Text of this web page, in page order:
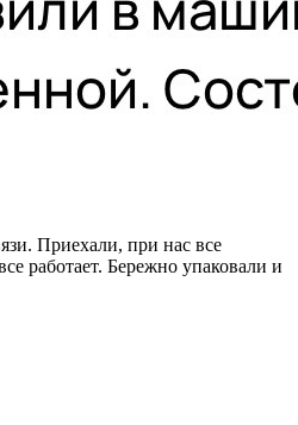
Приехали, при нас все
работает. Бережно упаковали и